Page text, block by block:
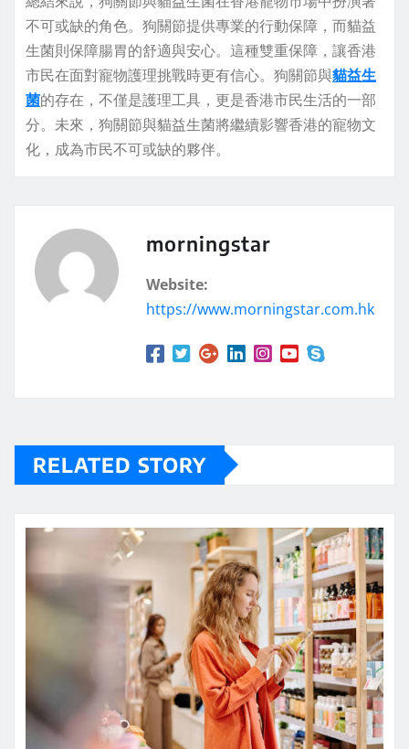
不可或缺的角色。狗關節提供專業的行動保障，而貓益
生菌則保障腸胃的舒適與安心。這種雙重保障，讓香港
市民在面對寵物護理挑戰時更有信心。狗關節與貓益生
菌的存在，不僅是護理工具，更是香港市民生活的一部
分。未來，狗關節與貓益生菌將繼續影響香港的寵物文
化，成為市民不可或缺的夥伴。
morningstar
Website:
https://www.morningstar.com.hk
RELATED STORY